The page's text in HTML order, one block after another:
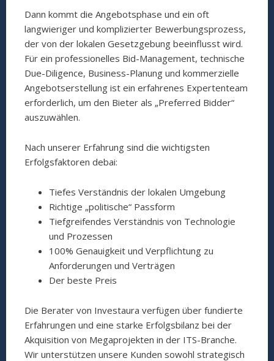
Dann kommt die Angebotsphase und ein oft
langwieriger und komplizierter Bewerbungsprozess,
der von der lokalen Gesetzgebung beeinflusst wird.
Für ein professionelles Bid-Management, technische
Due-Diligence, Business-Planung und kommerzielle
Angebotserstellung ist ein erfahrenes Expertenteam
erforderlich, um den Bieter als „Preferred Bidder“
auszuwählen.
Nach unserer Erfahrung sind die wichtigsten
Erfolgsfaktoren debai:
Tiefes Verständnis der lokalen Umgebung
Richtige „politische“ Passform
Tiefgreifendes Verständnis von Technologie
und Prozessen
100% Genauigkeit und Verpflichtung zu
Anforderungen und Verträgen
Der beste Preis
Die Berater von Investaura verfügen über fundierte
Erfahrungen und eine starke Erfolgsbilanz bei der
Akquisition von Megaprojekten in der ITS-Branche.
Wir unterstützen unsere Kunden sowohl strategisch